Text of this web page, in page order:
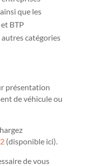
que les
BTP
catégories
présentation
de véhicule ou
(disponible ici).
de vous